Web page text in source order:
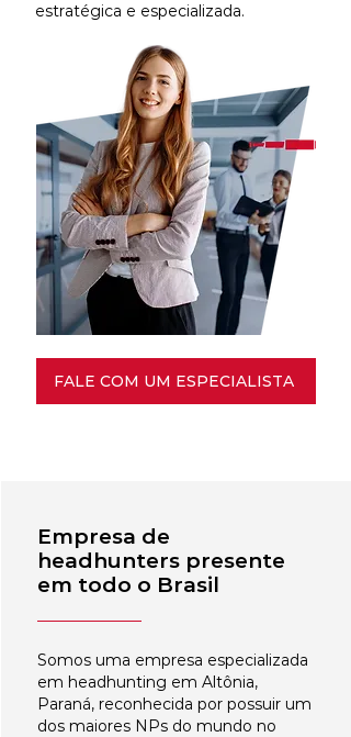
estratégica e especializada.
FALE COM UM ESPECIALISTA
Empresa de
headhunters presente
em todo o Brasil
Somos uma empresa especializada
em headhunting em Altônia,
Paraná, reconhecida por possuir um
dos maiores NPs do mundo no